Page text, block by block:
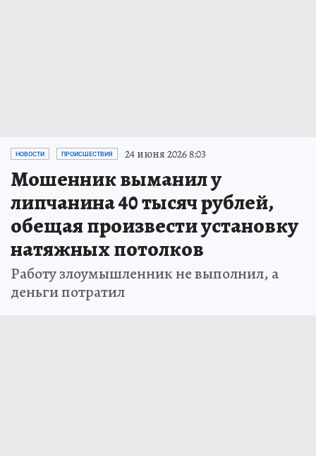
НОВОСТИ ПРОИСШЕСТВИЯ 24 июня 2026 8:03
Мошенник выманил у
липчанина 40 тысяч рублей,
обещая произвести установку
натяжных потолков
Работу злоумышленник не выполнил, а
деньги потратил